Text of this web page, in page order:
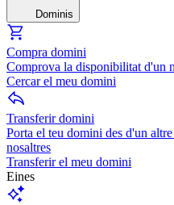
Dominis
Compra domini
Comprova la disponibilitat d'un
Cercar el meu domini
Transferir domini
Porta el teu domini des d'un
nosaltres
Transferir el meu domini
Eines